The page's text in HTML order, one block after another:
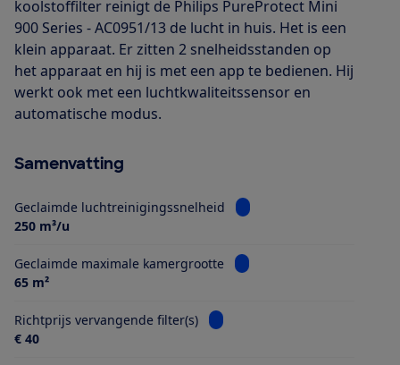
koolstoffilter reinigt de Philips PureProtect Mini
900 Series - AC0951/13 de lucht in huis. Het is een
klein apparaat. Er zitten 2 snelheidsstanden op
het apparaat en hij is met een app te bedienen. Hij
werkt ook met een luchtkwaliteitssensor en
automatische modus.
Samenvatting
Geclaimde luchtreinigingssnelheid
Bekijk informatie voor
250 m³/u
Geclaimde maximale kamergrootte
Bekijk informatie voor
65 m²
Richtprijs vervangende filter(s)
Bekijk informatie voor
€ 40